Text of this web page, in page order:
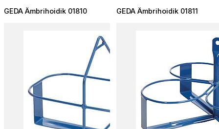
GEDA Ämbrihoidik 01810 GEDA Ämbrihoidik 01811